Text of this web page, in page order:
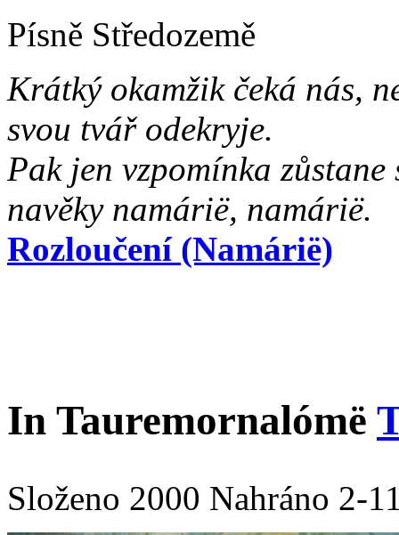
Písně Středozemě
Krátký okamžik čeká nás,
svou tvář odekryje.
Pak jen vzpomínka zůstane
navěky namárië, namárië.
Rozloučení (Namárië)
In Tauremornalómë
Složeno 2000 Nahráno 2-